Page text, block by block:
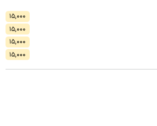
۱۵,۰۰۰
۱۵,۰۰۰
۱۵,۰۰۰
۱۵,۰۰۰